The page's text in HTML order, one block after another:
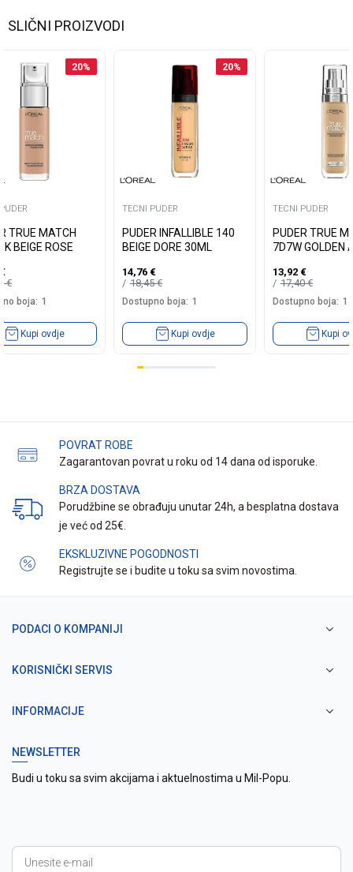
SLIČNI PROIZVODI
20%
TRUE MATCH
BEIGE ROSE
€
€
boja: 1
Kupi ovdje
20%
TECNI PUDER
PUDER INFALLIBLE 140
BEIGE DORE 30ML
14,76 €
18,45€
Dostupno boja: 1
Kupi ovdje
TECNI PUDER
PUDER TRUE
7D7W GOLDEN
13,92 €
17,40€
Dostupno boja: 1
Kupi
POVRAT ROBE
Zagarantovan povrat u roku od 14 dana od isporuke.
BRZA DOSTAVA
Porudžbine se obrađuju unutar 24h, a besplatna dostava
je već od 25€.
EKSKLUZIVNE POGODNOSTI
Registrujte se i budite u toku sa svim novostima.
PODACI O KOMPANIJI
KORISNIČKI SERVIS
INFORMACIJE
NEWSLETTER
Budi u toku sa svim akcijama i aktuelnostima u Mil-Popu.